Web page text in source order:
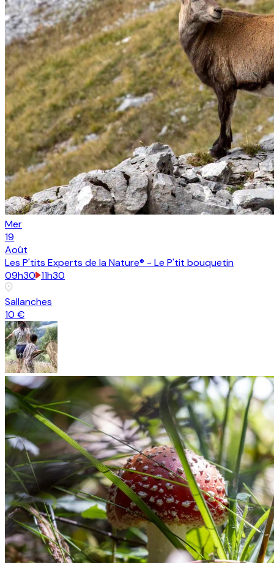
Mer
19
Août
Les P'tits Experts de la Nature® - Le P'tit bouquetin
09h30 11h30
Sallanches
10 €